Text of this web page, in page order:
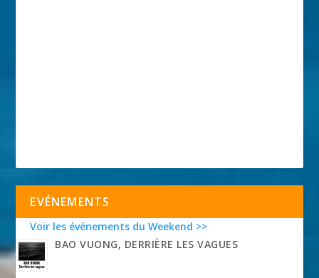
EVÉNEMENTS
Voir les événements du Weekend >>
BAO VUONG, DERRIÈRE LES VAGUES